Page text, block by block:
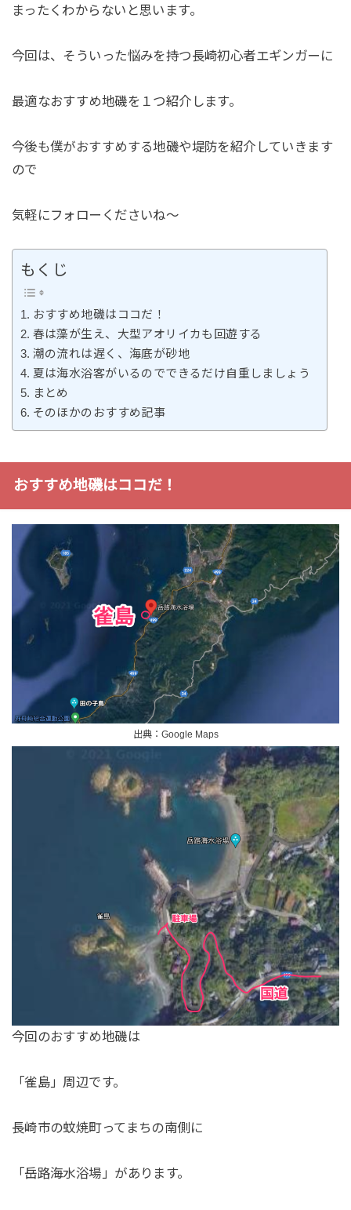
まったくわからないと思います。
今回は、そういった悩みを持つ長崎初心者エギンガーに
最適なおすすめ地磯を１つ紹介します。
今後も僕がおすすめする地磯や堤防を紹介していきます
ので
気軽にフォローくださいね～
もくじ
おすすめ地磯はココだ！
春は藻が生え、大型アオリイカも回遊する
潮の流れは遅く、海底が砂地
夏は海水浴客がいるのでできるだけ自重しましょう
まとめ
そのほかのおすすめ記事
おすすめ地磯はココだ！
出典：Google Maps
今回のおすすめ地磯は
「雀島」周辺です。
長崎市の蚊焼町ってまちの南側に
「岳路海水浴場」があります。